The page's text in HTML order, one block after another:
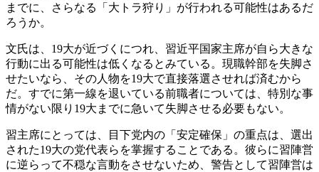
までに、さらなる「大トラ狩り」が行われる可能性はあるだ
ろうか。
文氏は、19大が近づくにつれ、習近平国家主席が自ら大きな
行動に出る可能性は低くなるとみている。現職幹部を失脚さ
せたいなら、その人物を19大で直接落選させれば済むから
だ。すでに第一線を退いている前職者については、特別な事
情がない限り19大までに急いて失脚させる必要もない。
習主席にとっては、目下党内の「安定確保」の重点は、選出
された19大の党代表らを掌握することである。彼らに習陣営
に逆らって不穏な言動をさせないため、警告として習陣営は